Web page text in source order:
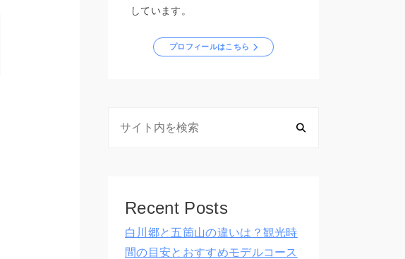
しています。
プロフィールはこちら
Recent Posts
白川郷と五箇山の違いは？観光時
間の目安とおすすめモデルコース